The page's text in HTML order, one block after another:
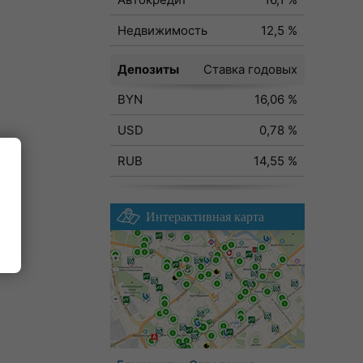
Недвижимость
12,5 %
Депозиты
Ставка годовых
BYN
16,06 %
USD
0,78 %
RUB
14,55 %
Интерактивная карта